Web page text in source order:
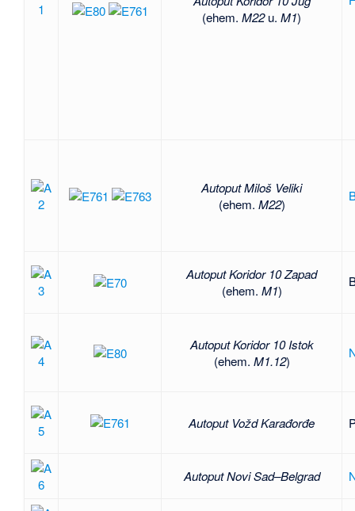
(ehem.M22u.M1)
Autoput Miloš Veliki
(ehem. M22)
Autoput Koridor 10 Zapad
(ehem. M1)
Autoput Koridor 10 Istok
(ehem. M1.12)
Autoput Vožd Karađorđe
Autoput Novi Sad–Belgrad